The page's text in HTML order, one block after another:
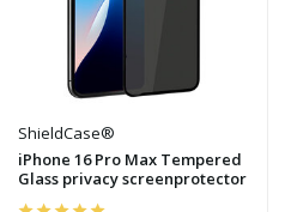
ShieldCase®
iPhone 16 Pro Max Tempered
Glass privacy screenprotector